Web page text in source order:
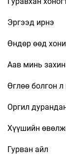
Эргээд ирнэ
Өндөр өөд
Аав минь
Өглөө болгон
Оргил
Хүүшийн
Гурван айл